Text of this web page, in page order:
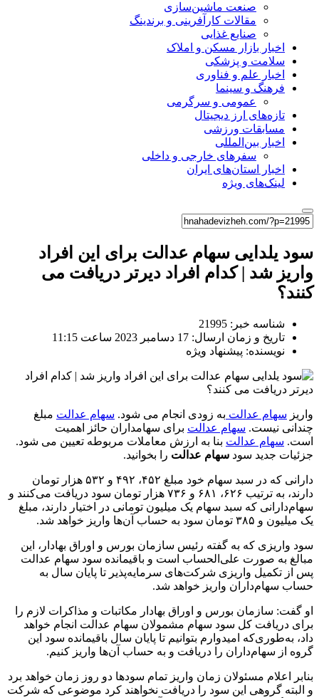
صنعت ماشین‌سازی
مقالات کارآفرینی و برندینگ
صنایع غذایی
اخبار بازار مسکن و املاک
سلامت و پزشکی
اخبار علم و فناوری
فرهنگ و سینما
عمومی و سرگرمی
تازه‌های ارز دیجیتال
مسابقات ورزشی
اخبار بین‌المللی
سفرهای خارجی و داخلی
اخبار استان‌های ایران
لینک‌های ویژه
سود یلدایی سهام عدالت برای این افراد
واریز شد | کدام افراد دیرتر دریافت می
کنند؟
شناسه خبر: 21995
تاریخ و زمان ارسال: 17 دسامبر 2023 ساعت 11:15
نویسنده: پیشنهاد ویژه
واریز سهام عدالت به زودی انجام می شود. سهام عدالت مبلغ
چندانی نیست. سهام عدالت برای سهامداران حائز اهمیت
است. سهام عدالت بنا به ارزش معاملات مربوطه تعیین می شود.
جزئیات جدید سود سهام عدالت را بخوانید.
دارانی که در سبد سهام خود مبلغ ۴۵۲، ۴۹۲ و ۵۳۲ هزار تومان
دارند، به ترتیب ۶۲۶، ۶۸۱ و ۷۳۶ هزار تومان سود دریافت می‌کنند و
سهام‌دارانی که سبد سهام یک میلیون تومانی در اختیار دارند، مبلغ
یک میلیون و ۳۸۵ تومان سود به حساب آن‌ها واریز خواهد شد.
سود واریزی که به گفته رئیس سازمان بورس و اوراق بهادار، این
مبالغ به صورت علی‌الحساب است و باقیمانده سود سهام عدالت
پس از تکمیل واریزی شرکت‌های سرمایه‌پذیر تا پایان سال به
حساب سهام‌داران واریز خواهد شد.
او گفت: سازمان بورس و اوراق بهادار مکاتبات و مذاکرات لازم را
برای دریافت کل سود سهام مشمولان سهام عدالت انجام خواهد
داد، به‌طوری‌که امیدوارم بتوانیم تا پایان سال باقیمانده سود این
گروه از سهام‌داران را دریافت و به حساب آن‌ها واریز کنیم.
بنابر اعلام مسئولان زمان واریز تمام سود‌ها دو روز زمان خواهد برد
و البته گروهی این سود را دریافت نخواهند کرد موضوعی که شرکت